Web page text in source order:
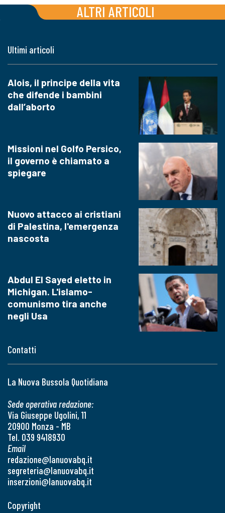
ALTRI ARTICOLI
Contatti
La Nuova Bussola Quotidiana
Sede operativa redazione:
Via Giuseppe Ugolini, 11
20900 Monza - MB
Tel. 039 9418930
Email
redazione@lanuovabq.it
segreteria@lanuovabq.it
inserzioni@lanuovabq.it
Ultimi articoli
Alois, il principe della vita
che difende i bambini
dall’aborto
Missioni nel Golfo Persico,
il governo è chiamato a
spiegare
Nuovo attacco ai cristiani
di Palestina, l'emergenza
nascosta
Abdul El Sayed eletto in
Michigan. L'islamo-
comunismo tira anche
negli Usa
Copyright